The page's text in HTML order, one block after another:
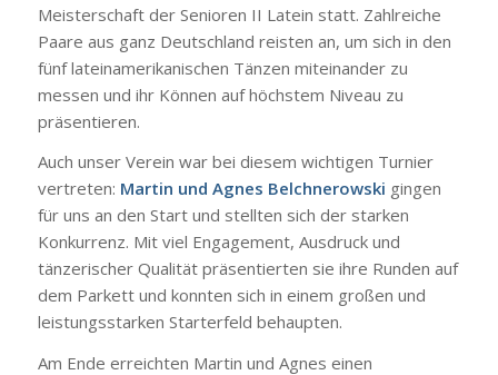
Meisterschaft der Senioren II Latein statt. Zahlreiche
Paare aus ganz Deutschland reisten an, um sich in den
fünf lateinamerikanischen Tänzen miteinander zu
messen und ihr Können auf höchstem Niveau zu
präsentieren.
Auch unser Verein war bei diesem wichtigen Turnier
vertreten: Martin und Agnes Belchnerowski gingen
für uns an den Start und stellten sich der starken
Konkurrenz. Mit viel Engagement, Ausdruck und
tänzerischer Qualität präsentierten sie ihre Runden auf
dem Parkett und konnten sich in einem großen und
leistungsstarken Starterfeld behaupten.
Am Ende erreichten Martin und Agnes einen